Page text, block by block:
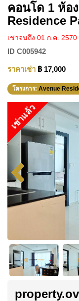
คอนโด 1 ห้อ
Residence
เช่าจนถึง 01 ก.ค. 2570
ID C005942
ราคาเช่า ฿ 17,000
โครงการ: Avenue
เช่าแล้ว